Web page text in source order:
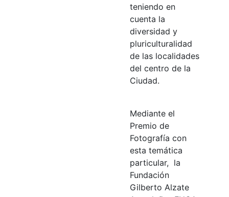
teniendo en
cuenta la
diversidad y
pluriculturalidad
de las localidades
del centro de la
Ciudad.
Mediante el
Premio de
Fotografía con
esta temática
particular, la
Fundación
Gilberto Alzate